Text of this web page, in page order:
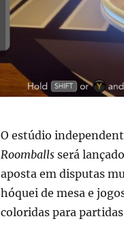
O estúdio
Roomballsserá
aposta em disputas
hóquei de mesa e
coloridas para